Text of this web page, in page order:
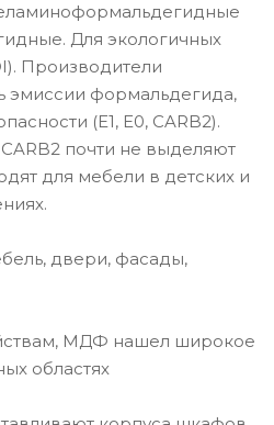
Для экологичных
Производители
эмиссии формальдегида,
(E1, E0, CARB2).
почти не выделяют
для мебели в детских и
двери, фасады,
МДФ нашел широкое
областях